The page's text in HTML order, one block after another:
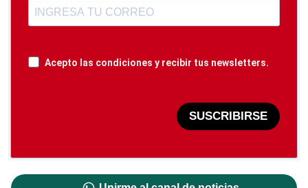
Acepto las condiciones y recibir tus newsletters.
SUSCRIBIRSE